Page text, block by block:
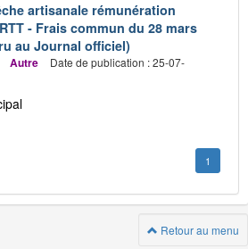
artisanale rémunération
- Frais commun du 28 mars
au Journal officiel)
Autre
Date de publication : 25-07-
1
Retour au menu